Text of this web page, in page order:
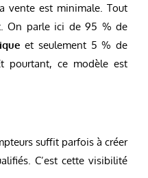
vente est minimale. Tout
On parle ici de 95 % de
et seulement 5 % de
pourtant, ce modèle est
suffit parfois à créer
C’est cette visibilité